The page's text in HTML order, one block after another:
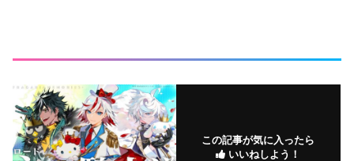
この記事が気に入ったら
いいねしよう！